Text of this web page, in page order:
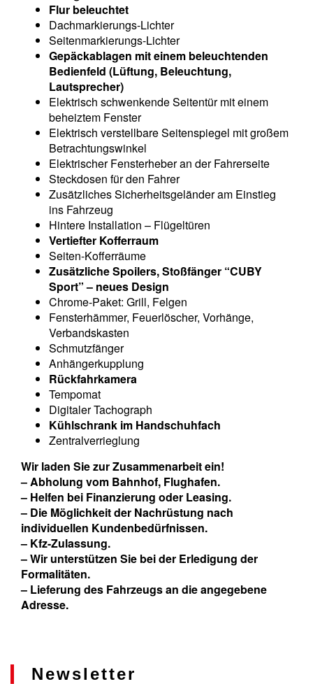
Flur beleuchtet
Dachmarkierungs-Lichter
Seitenmarkierungs-Lichter
Gepäckablagen mit einem beleuchtenden
Bedienfeld (Lüftung, Beleuchtung,
Lautsprecher)
Elektrisch schwenkende Seitentür mit einem
beheiztem Fenster
Elektrisch verstellbare Seitenspiegel mit großem
Betrachtungswinkel
Elektrischer Fensterheber an der Fahrerseite
Steckdosen für den Fahrer
Zusätzliches Sicherheitsgeländer am Einstieg
ins Fahrzeug
Hintere Installation – Flügeltüren
Vertiefter Kofferraum
Seiten-Kofferräume
Zusätzliche Spoilers, Stoßfänger “CUBY
Sport” – neues Design
Chrome-Paket: Grill, Felgen
Fensterhämmer, Feuerlöscher, Vorhänge,
Verbandskasten
Schmutzfänger
Anhängerkupplung
Rückfahrkamera
Tempomat
Digitaler Tachograph
Kühlschrank im Handschuhfach
Zentralverrieglung
Wir laden Sie zur Zusammenarbeit ein!
– Abholung vom Bahnhof, Flughafen.
– Helfen bei Finanzierung oder Leasing.
– Die Möglichkeit der Nachrüstung nach
individuellen Kundenbedürfnissen.
– Kfz-Zulassung.
– Wir unterstützen Sie bei der Erledigung der
Formalitäten.
– Lieferung des Fahrzeugs an die angegebene
Adresse.
Newsletter